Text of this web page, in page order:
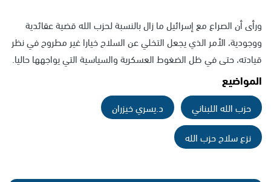
ورأى أن الصراع مع إسرائيل ما زال بالنسبة لحزب الله قضية عقائدية
ووجودية، الأمر الذي يجعل التخلي عن السلاح خيارا غير مطروح في نظر
قيادته، حتى في ظل الضغوط العسكرية والسياسية التي يواجهها حاليا.
المواضيع
حزب الله اللبناني
د.يسري خيزران
نزع سلاح حزب الله